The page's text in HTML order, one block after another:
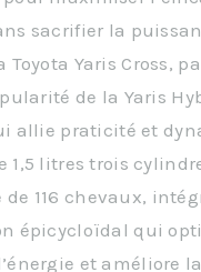
sacrifier la
Toyota Yaris Cross,
de la Yaris
allie praticité et
1,5 litres trois
116 chevaux,
épicycloïdal qui
et améliore